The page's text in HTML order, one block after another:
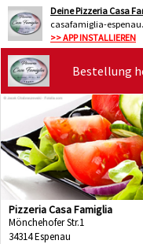
Deine Pizzeria Casa
casafamiglia-
>> APP INSTALLIEREN
Bestellung
Pizzeria Casa Famiglia
Mönchehofer Str.1
34314 Espenau